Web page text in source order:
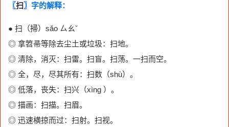
〖扫〗字的解释：
● 扫（掃）sǎo ㄙㄠˇ
◎ 拿笤帚等除去尘土或垃圾：扫地。
◎ 清除，消灭：扫雷。扫盲。扫荡。一扫而空。
◎ 全，尽，尽其所有：扫数（shù）。
◎ 低落，丧失：扫兴（xìng ）。
◎ 描画：扫描。扫眉。
◎ 迅速横掠而过：扫射。扫视。